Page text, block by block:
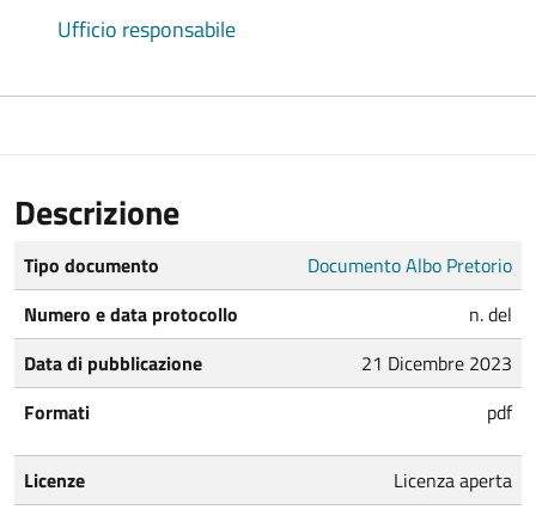
Ufficio responsabile
Descrizione
Tipo documento
Documento Albo Pretorio
Numero e data protocollo
n. del
Data di pubblicazione
21 Dicembre 2023
Formati
pdf
Licenze Licenza aperta